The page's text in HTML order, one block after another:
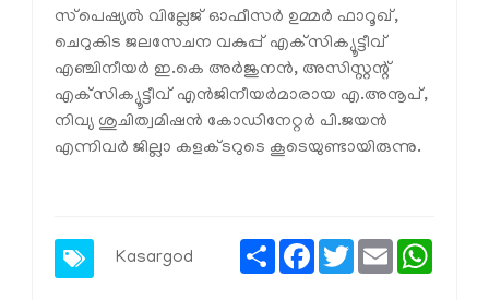
സ്‌പെഷ്യല്‍ വില്ലേജ് ഓഫീസര്‍ ഉമ്മര്‍ ഫാറൂഖ്,
ചെറുകിട ജലസേചന വകുപ്പ് എക്‌സിക്യൂട്ടീവ്
എഞ്ചിനീയര്‍ ഇ.കെ അര്‍ജുനന്‍, അസിസ്റ്റന്റ്
എക്‌സിക്യൂട്ടീവ് എന്‍ജിനീയര്‍മാരായ എ.അനൂപ്,
നിവ്യ ശുചിത്വമിഷന്‍ കോഡിനേറ്റര്‍ പി.ജയന്‍
എന്നിവര്‍ ജില്ലാ കളക്ടറുടെ കൂടെയുണ്ടായിരുന്നു.
Kasargod
ShareFacebook
TwitterEmail